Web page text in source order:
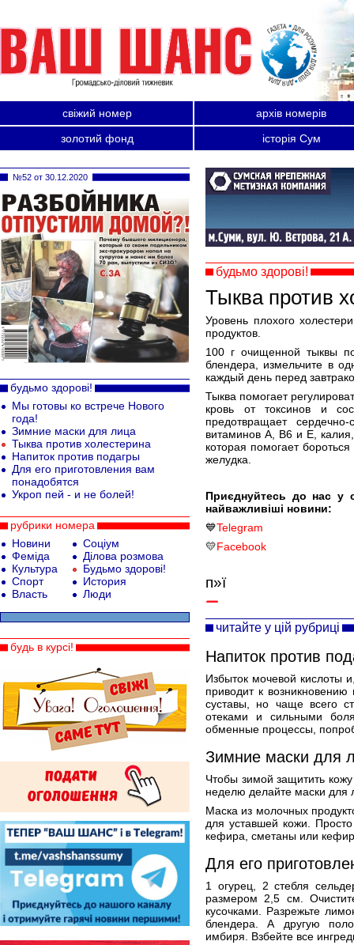
свіжий номер
архів номерів
золотий фонд
історія Сум
будьмо здорові!
Тыква против
Уровень плохого
продуктов.
100 г очищенной тыквы
блендера, измельчите в
каждый день перед
Тыква помогает
кровь от токсинов и
предотвращает
витаминов А, В6 и Е,
которая помогает
желудка.
Приєднуйтесь до нас у
найважливіші новини:
💙Telegram
💛Facebook
п»ї
читайте у цій рубриці
Напиток против
Избыток мочевой кислоты
приводит к
суставы, но чаще всего
отеками и сильными
обменные процессы,
Зимние маски для
Чтобы зимой защитить
неделю делайте маски для
Маска из молочных
для уставшей кожи.
кефира, сметаны или
Для его
1 огурец, 2 стебля
размером 2,5 см.
кусочками. Разрежьте
блендера. А другую
имбиря. Взбейте все
№52 от 30.12.2020
будьмо здорові!
Мы готовы ко встрече Нового
года!
Зимние маски для лица
Тыква против холестерина
Напиток против подагры
Для его приготовления вам
понадобятся
Укроп пей - и не болей!
рубрики номера
Новини
Феміда
Культура
Спорт
Власть
Соціум
Ділова розмова
Будьмо здорові!
История
Люди
будь в курсі!